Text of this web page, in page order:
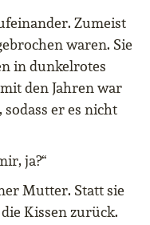
Zumeist
waren. Sie
in dunkelrotes
den Jahren war
er es nicht
ja?“
Mutter. Statt sie
Kissen zurück.